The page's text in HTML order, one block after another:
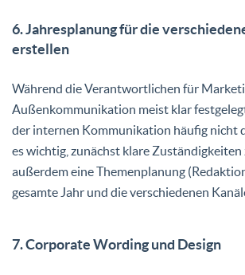
6. Jahresplanung für die
erstellen
Während die Verantwortlichen für
Außenkommunikation meist klar
der internen Kommunikation häufig nicht
es wichtig, zunächst klare
außerdem eine Themenplanung
gesamte Jahr und die verschiedenen
7. Corporate Wording und Design